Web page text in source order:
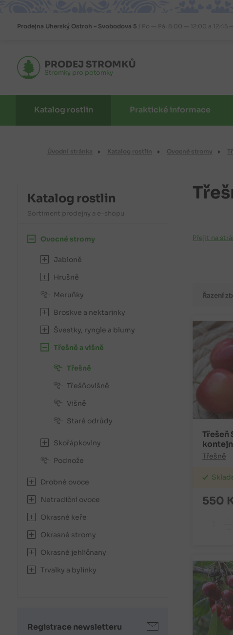
Prodejna Uherský Ostroh – Svobodova 5 Po — Pá: 8:00 — 12:00 a 12:45
PRODEJ STROMKŮ
Stromky pro potomky
Katalog rostlin Praktické informace
Úvodní stránka Katalog rostlin Ovocné stromy
Přejít na
Řazení
Třešeň
Třešně
550
Katalog rostlin
Sortiment prodejny a e-shopu
Ovocné stromy
Jabloně
Hrušně
Meruňky
Broskve a nektarinky
Švestky, ryngle a blumy
Třešně a višně
Třešně
Třešňovišně
Višně
Staré odrůdy
Skořápkoviny
Podnože
Drobné ovoce
Netradiční ovoce
Okrasné keře
Okrasné stromy
Okrasné jehličnany
Trvalky a bylinky
Registrace newsletteru